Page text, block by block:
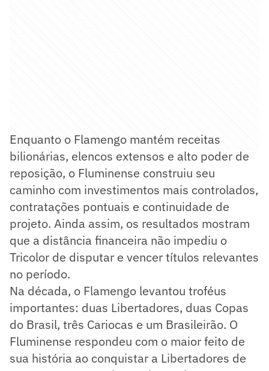
Enquanto o Flamengo mantém receitas
bilionárias, elencos extensos e alto poder de
reposição, o Fluminense construiu seu
caminho com investimentos mais controlados,
contratações pontuais e continuidade de
projeto. Ainda assim, os resultados mostram
que a distância financeira não impediu o
Tricolor de disputar e vencer títulos relevantes
no período.
Na década, o Flamengo levantou troféus
importantes: duas Libertadores, duas Copas
do Brasil, três Cariocas e um Brasileirão. O
Fluminense respondeu com o maior feito de
sua história ao conquistar a Libertadores de